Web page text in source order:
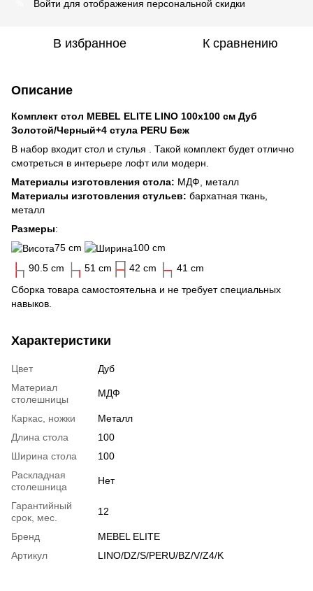
Войти для отображения персональной скидки
В избранное К сравнению
Описание
Комплект стол MEBEL ELITE LINO 100х100 см Дуб
Золотой/Черный+4 стула PERU Беж
В набор входит стол и стулья . Такой комплект будет отлично
смотреться в интерьере лофт или модерн.
Материалы изготовления стола: МДФ, металл
Материалы изготовления стульев: бархатная ткань,
металл
Размеры:
75 cm
100 cm
90.5 cm
51 cm 42 cm
41 cm
Сборка товара самостоятельна и не требует специальных
навыков.
Характеристики
Цвет
Дуб
Материал
столешницы
МДФ
Каркас, ножки
Металл
Длина стола
100
Ширина стола
100
Раскладная
столешница
Нет
Гарантийный
срок, мес.
12
Бренд
MEBEL ELITE
Артикул
LINO/DZ/S/PERU/BZ/V/Z4/K